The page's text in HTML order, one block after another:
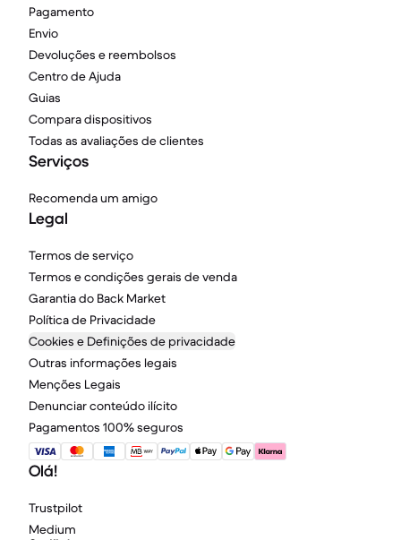
Pagamento
Envio
Devoluções e reembolsos
Centro de Ajuda
Guias
Compara dispositivos
Todas as avaliações de clientes
Serviços
Recomenda um amigo
Legal
Termos de serviço
Termos e condições gerais de venda
Garantia do Back Market
Política de Privacidade
Cookies e Definições de privacidade
Outras informações legais
Menções Legais
Denunciar conteúdo ilícito
Pagamentos 100% seguros
Olá!
Trustpilot
Medium